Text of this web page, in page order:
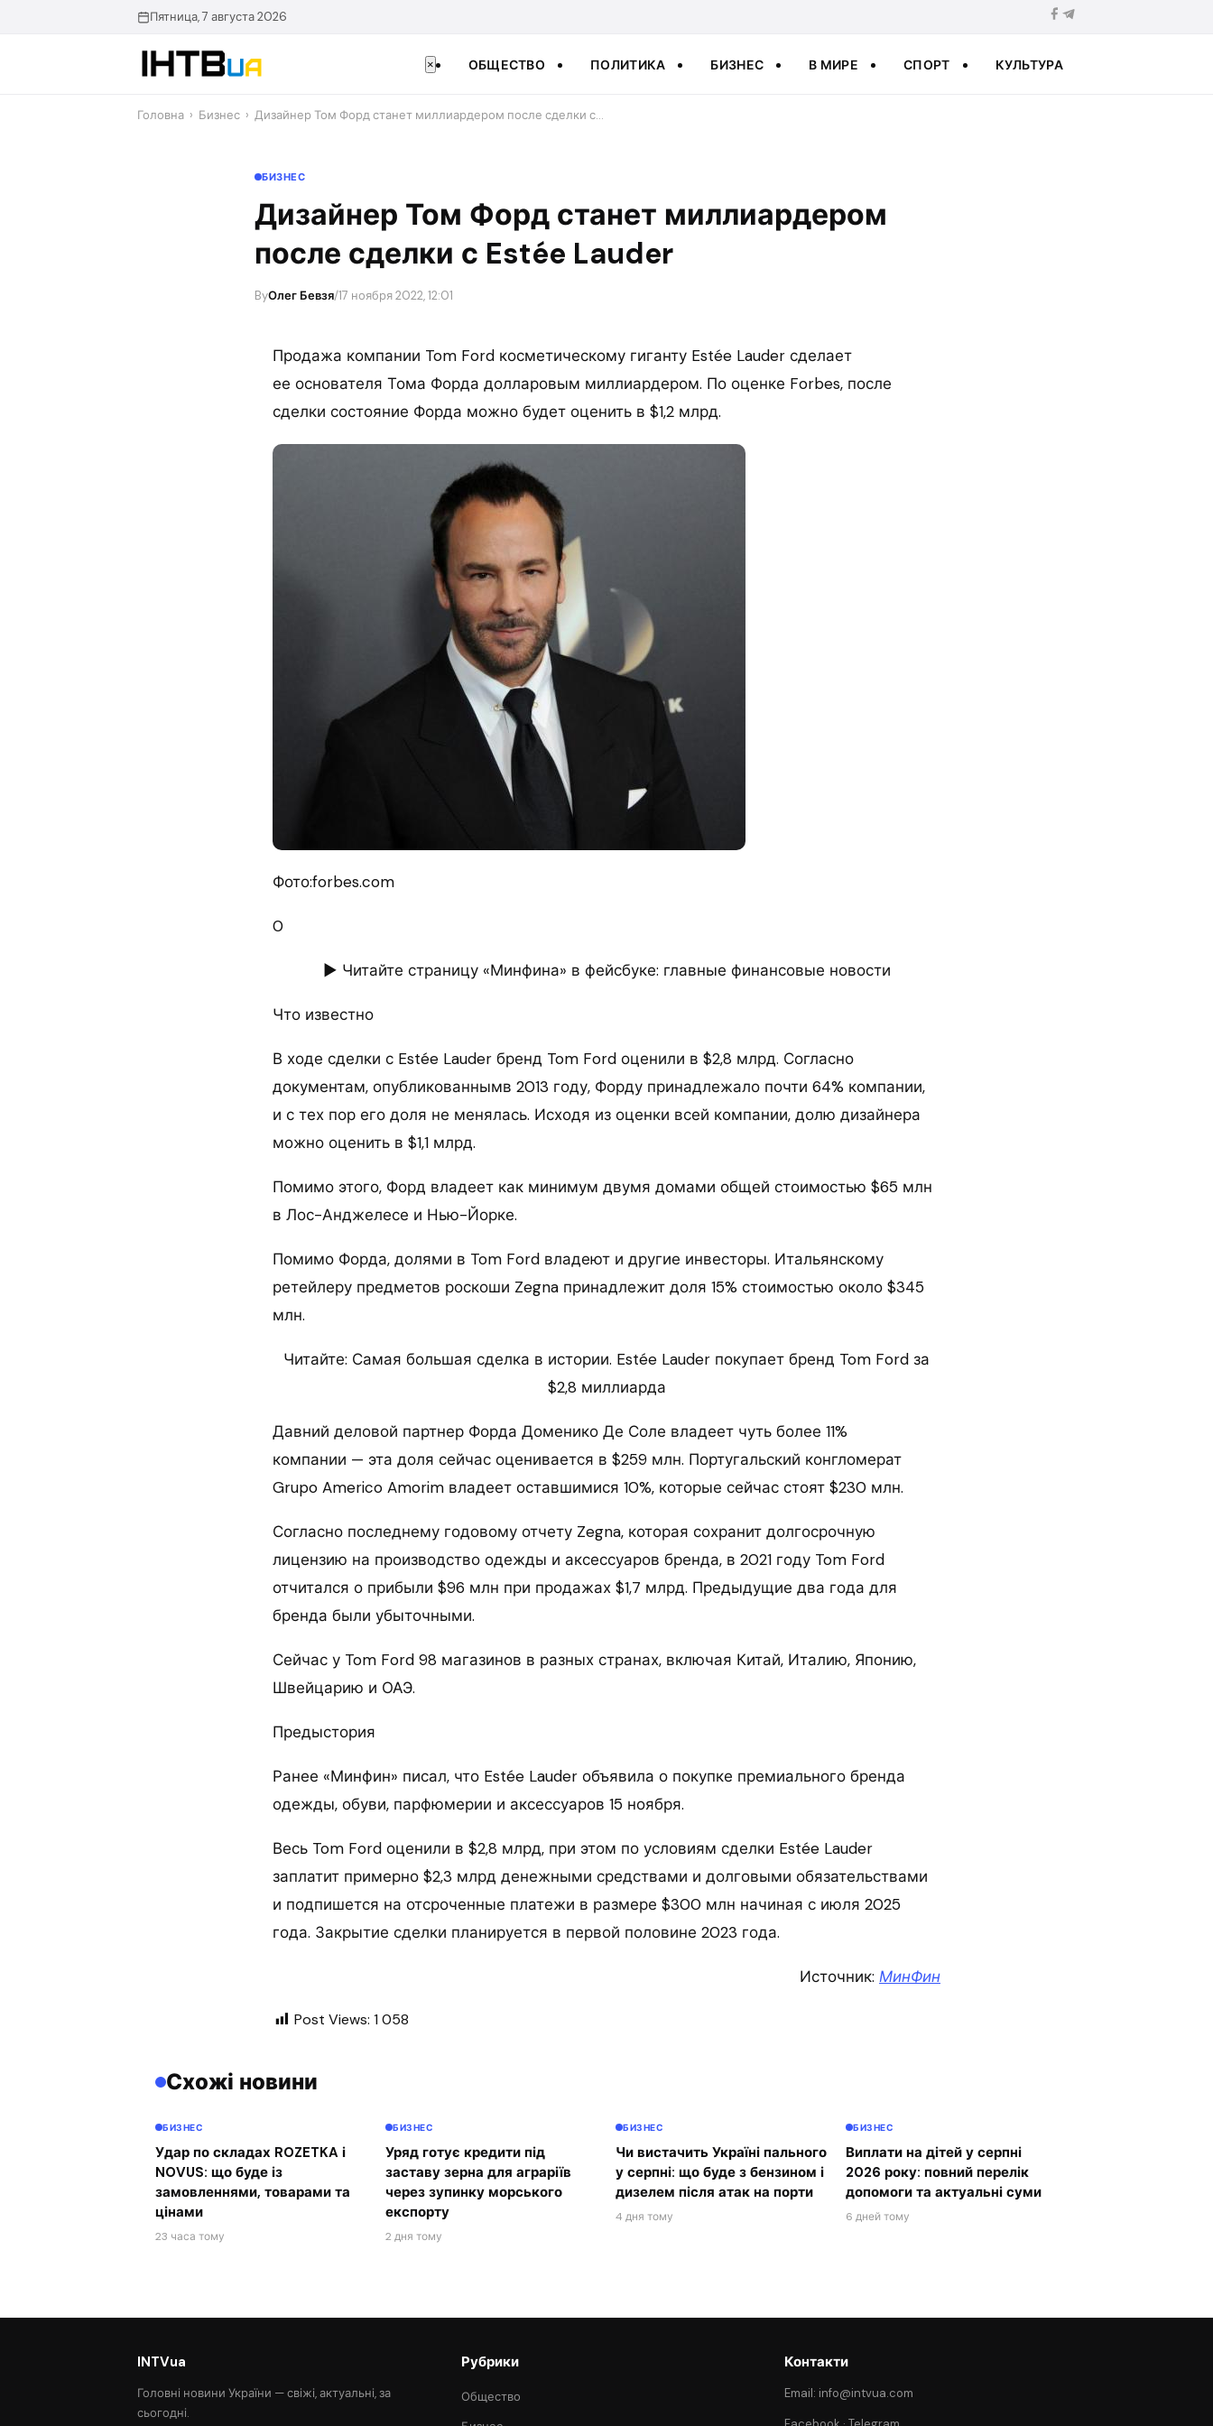
Пятница, 7 августа 2026
× ОБЩЕСТВО ПОЛИТИКА БИЗНЕС В МИРЕ СПОРТ КУЛЬТУРА
Головна › Бизнес › Дизайнер Том Форд станет миллиардером после сделки с…
БИЗНЕС
Дизайнер Том Форд станет миллиардером
после сделки с Estée Lauder
ByОлег Бевзя/17 ноября 2022, 12:01
Продажа компании Tom Ford косметическому гиганту Estée Lauder сделает
ее основателя Тома Форда долларовым миллиардером. По оценке Forbes, после
сделки состояние Форда можно будет оценить в $1,2 млрд.
Фото:forbes.com
0
► Читайте страницу «Минфина» в фейсбуке: главные финансовые новости
Что известно
В ходе сделки с Estée Lauder бренд Tom Ford оценили в $2,8 млрд. Согласно
документам, опубликованнымв 2013 году, Форду принадлежало почти 64% компании,
и с тех пор его доля не менялась. Исходя из оценки всей компании, долю дизайнера
можно оценить в $1,1 млрд.
Помимо этого, Форд владеет как минимум двумя домами общей стоимостью $65 млн
в Лос-Анджелесе и Нью-Йорке.
Помимо Форда, долями в Tom Ford владеют и другие инвесторы. Итальянскому
ретейлеру предметов роскоши Zegna принадлежит доля 15% стоимостью около $345
млн.
Читайте: Самая большая сделка в истории. Estée Lauder покупает бренд Tom Ford за
$2,8 миллиарда
Давний деловой партнер Форда Доменико Де Соле владеет чуть более 11%
компании — эта доля сейчас оценивается в $259 млн. Португальский конгломерат
Grupo Americo Amorim владеет оставшимися 10%, которые сейчас стоят $230 млн.
Согласно последнему годовому отчету Zegna, которая сохранит долгосрочную
лицензию на производство одежды и аксессуаров бренда, в 2021 году Tom Ford
отчитался о прибыли $96 млн при продажах $1,7 млрд. Предыдущие два года для
бренда были убыточными.
Сейчас у Tom Ford 98 магазинов в разных странах, включая Китай, Италию, Японию,
Швейцарию и ОАЭ.
Предыстория
Ранее «Минфин» писал, что Estée Lauder объявила о покупке премиального бренда
одежды, обуви, парфюмерии и аксессуаров 15 ноября.
Весь Tom Ford оценили в $2,8 млрд, при этом по условиям сделки Estée Lauder
заплатит примерно $2,3 млрд денежными средствами и долговыми обязательствами
и подпишется на отсроченные платежи в размере $300 млн начиная с июля 2025
года. Закрытие сделки планируется в первой половине 2023 года.
Источник: МинФин
Post Views: 1 058
Схожі новини
БИЗНЕС
Удар по складах ROZETKA і
NOVUS: що буде із
замовленнями, товарами та
цінами
23 часа тому
БИЗНЕС
Уряд готує кредити під
заставу зерна для аграріїв
через зупинку морського
експорту
2 дня тому
БИЗНЕС
Чи вистачить Україні пального
у серпні: що буде з бензином і
дизелем після атак на порти
4 дня тому
БИЗНЕС
Виплати на дітей у серпні
2026 року: повний перелік
допомоги та актуальні суми
6 дней тому
INTVua
Головні новини України — свіжі, актуальні, за
сьогодні.
Рубрики
Общество
Контакти
Email: info@intvua.com